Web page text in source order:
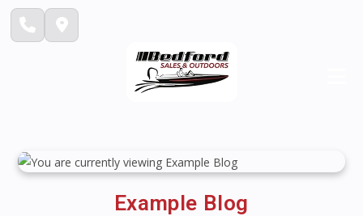
Skip
Example Blog